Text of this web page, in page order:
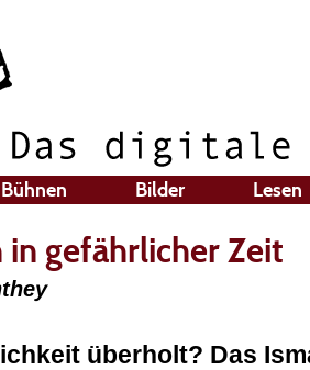
Bühnen Bilder Lesen
in gefährlicher Zeit
überholt? Das